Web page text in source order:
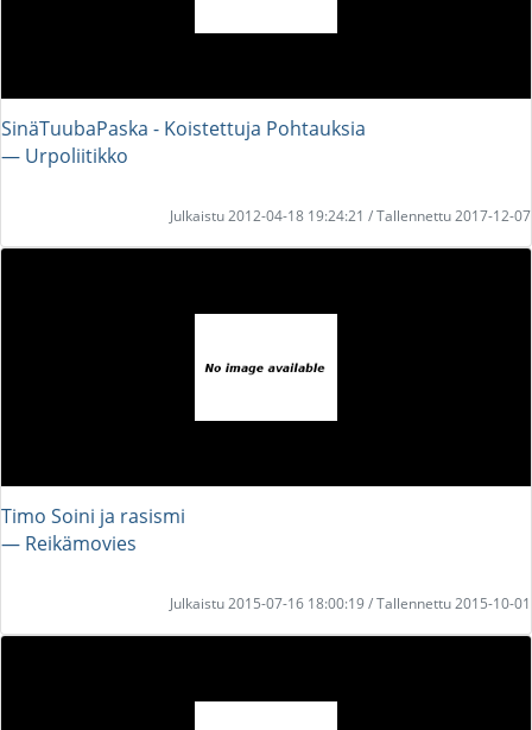
SinäTuubaPaska - Koistettuja Pohtauksia
― Urpoliitikko
Julkaistu 2012-04-18 19:24:21 / Tallennettu 2017-12-07
Timo Soini ja rasismi
― Reikämovies
Julkaistu 2015-07-16 18:00:19 / Tallennettu 2015-10-01